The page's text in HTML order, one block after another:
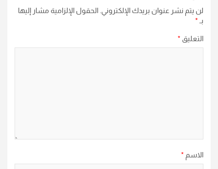
لن يتم نشر عنوان بريدك الإلكتروني. الحقول الإلزامية مشار إليها
بـ *
التعليق *
الاسم *